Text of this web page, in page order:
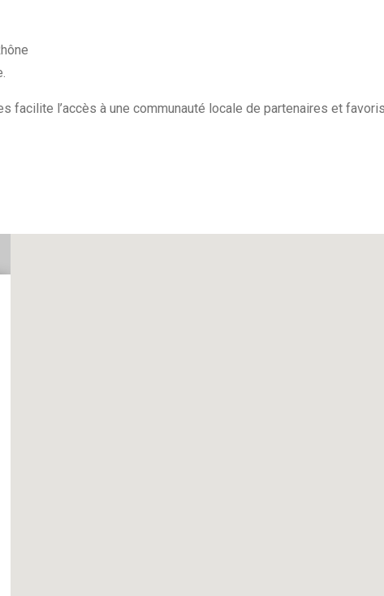
facilite l’accès à une communauté locale de partenaires et